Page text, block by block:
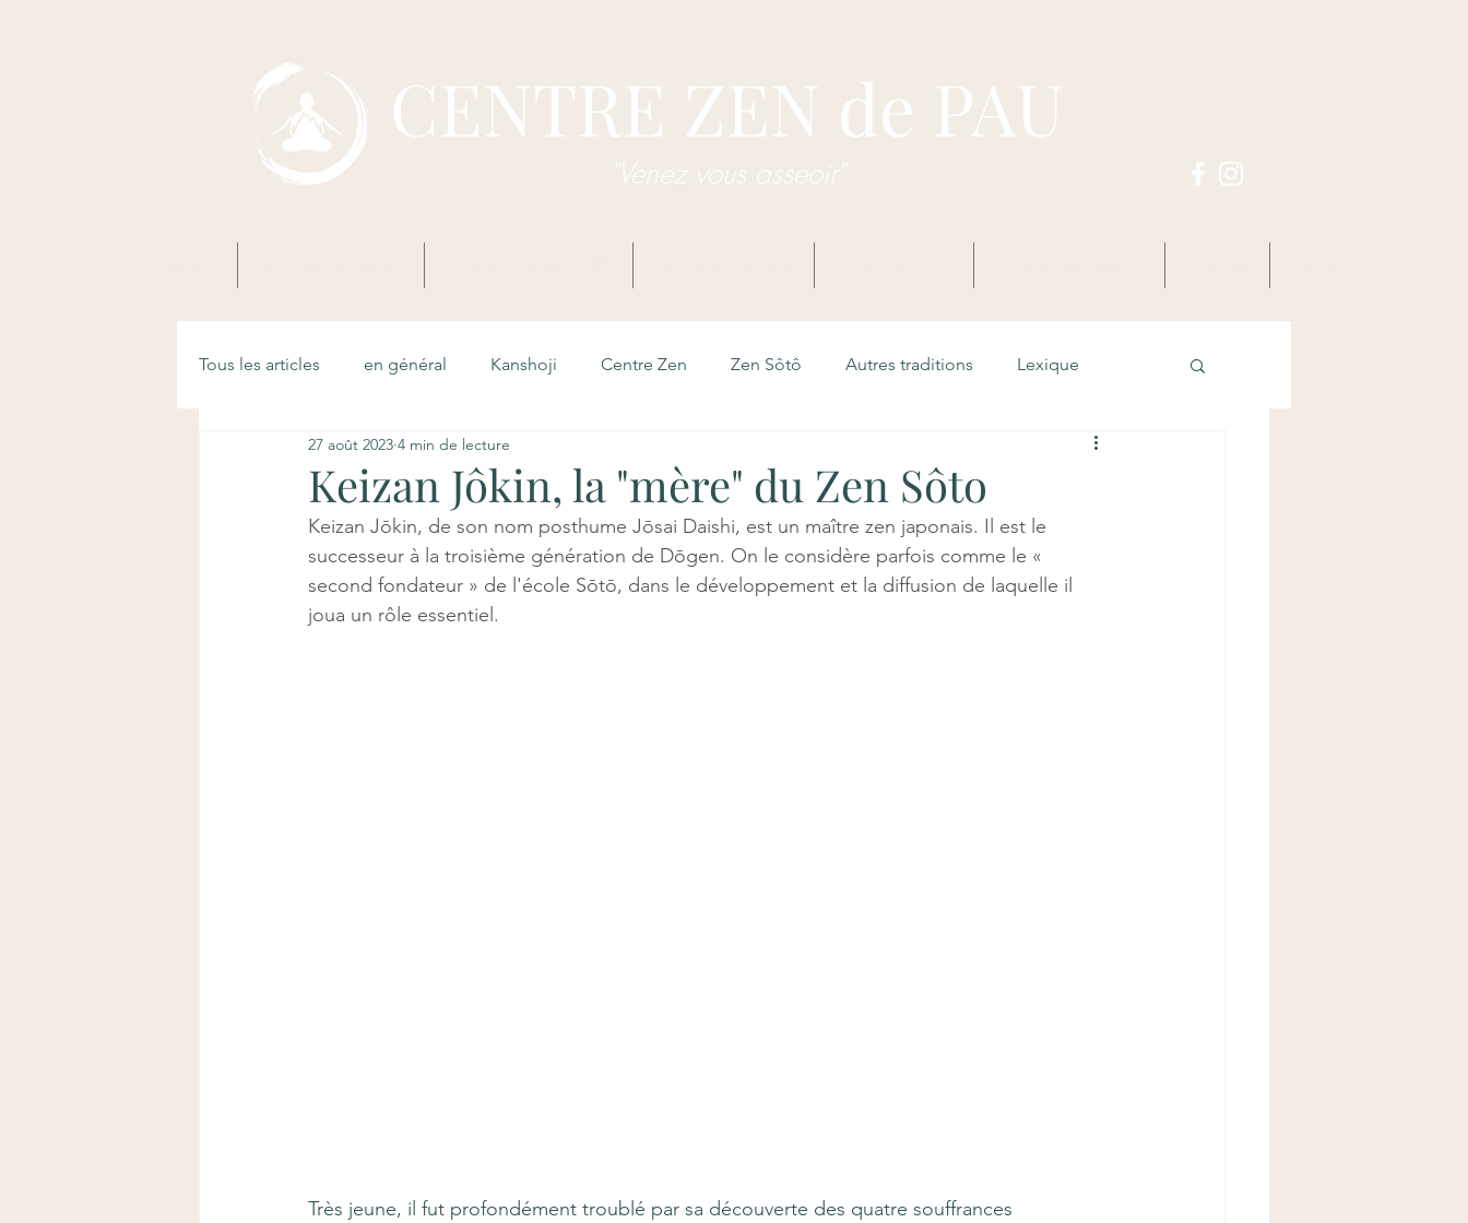
CENTRE ZEN de PAU
"Venez vous asseoir"
Tous les articles en général Kanshoji Centre Zen Zen Sôtô Autres traditions Lexique
Keizan Jôkin, la "mère" du Zen Sôto
27 août 2023 4 min de lecture
Keizan Jōkin, de son nom posthume Jōsai Daishi, est un maître zen japonais. Il est le
successeur à la troisième génération de Dōgen. On le considère parfois comme le «
second fondateur » de l'école Sōtō, dans le développement et la diffusion de laquelle il
joua un rôle essentiel.
Très jeune, il fut profondément troublé par sa découverte des quatre souffrances